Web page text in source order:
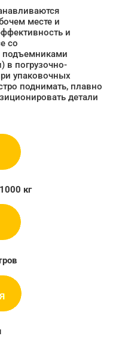
месте и
и
со
в погрузочно-
упаковочных
поднимать, плавно
детали
кг